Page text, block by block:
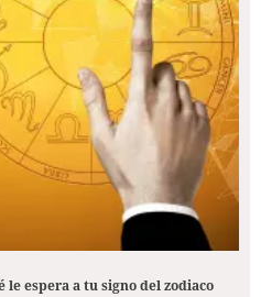
le espera a tu signo del zodiaco